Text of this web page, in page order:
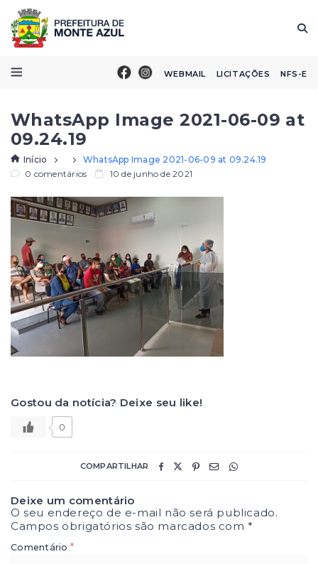
WEBMAIL LICITAÇÕES NFS-E
WhatsApp Image 2021-06-09 at
09.24.19
Início
WhatsApp Image 2021-06-09 at 09.24.19
0 comentários
10 de junho de 2021
Gostou da notícia? Deixe seu like!
0
COMPARTILHAR
Deixe um comentário
O seu endereço de e-mail não será publicado.
Campos obrigatórios são marcados com*
Comentário *